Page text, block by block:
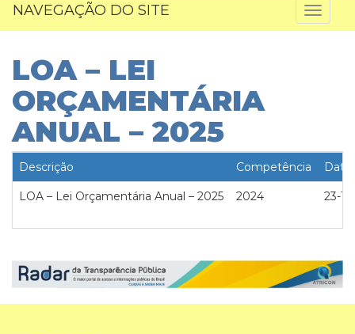
NAVEGAÇÃO DO SITE
LOA – LEI
ORÇAMENTÁRIA
ANUAL – 2025
Descrição Competência Data
LOA – Lei Orçamentária Anual – 2025 2024 23-